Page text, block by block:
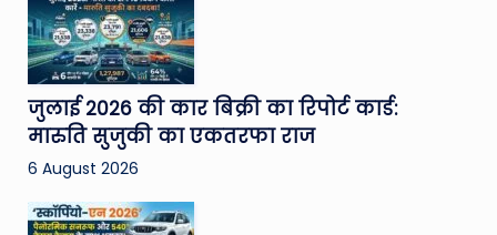
जुलाई 2026 की कार बिक्री का रिपोर्ट कार्ड:
मारुति सुजुकी का एकतरफा राज
6 August 2026